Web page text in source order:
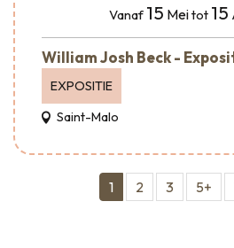
Vanaf 15 Meitot 15
William Josh Beck -
EXPOSITIE
Saint-Malo
1 2 3 5+